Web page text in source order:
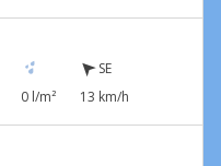
0 l/m²
SE
13 km/h